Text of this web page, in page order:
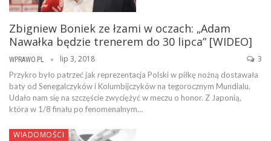
Zbigniew Boniek ze łzami w oczach: „Adam
Nawałka będzie trenerem do 30 lipca” [WIDEO]
WPRAWO.PL lip 3, 2018 3
Przykro było patrzeć jak reprezentacja Polski w piłkę nożną dostawała
baty od Senegalczyków i Kolumbijczyków na tegorocznym Mundialu.
Udało nam się na szczęście zwyciężyć w meczu o honor. Z Japonią,
która w 1/8 finału po fenomenalnym…
WIADOMOŚCI